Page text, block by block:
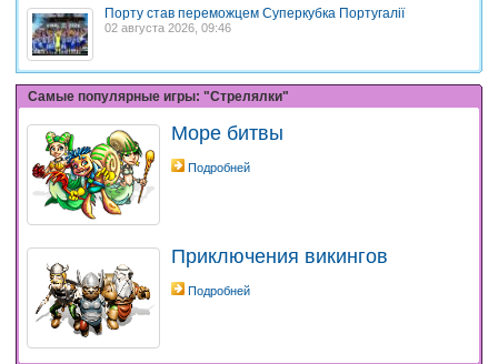
Порту став переможцем Суперкубка Португалії
02 августа 2026, 09:46
Самые популярные игры: "Стрелялки"
Море битвы
Подробней
Приключения викингов
Подробней